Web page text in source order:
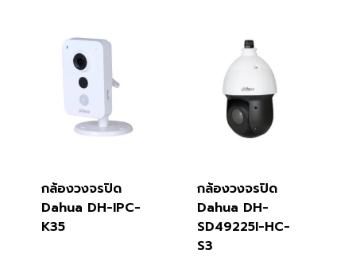
กล้องวงจรปิด
Dahua DH-IPC-
K35
กล้องวงจรปิด
Dahua DH-
SD49225I-HC-
S3